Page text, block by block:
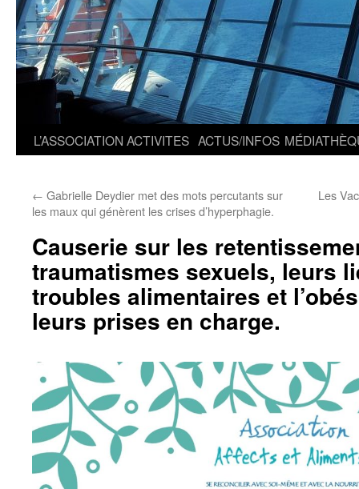
L’ASSOCIATION ACTIVITES ACTUS/INFOS
← Gabrielle Deydier met des mots percutants sur
les maux qui génèrent les crises d’hyperphagie.
Les
Causerie sur les
traumatismes sexuels, leurs
troubles alimentaires et
leurs prises en charge.